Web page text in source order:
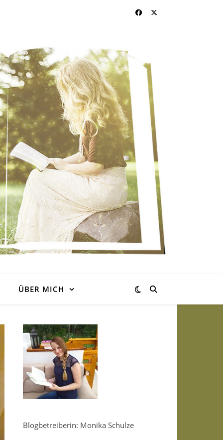
ÜBER MICH
Blogbetreiberin: Monika Schulze